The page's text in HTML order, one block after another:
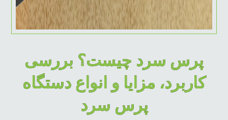
پرس سرد چیست؟ بررسی
کاربرد، مزایا و انواع دستگاه
پرس سرد